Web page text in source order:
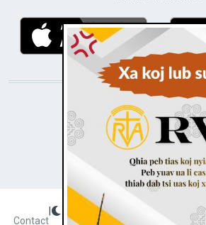
STAY CONNECTED WITH
Contact
Dark theme